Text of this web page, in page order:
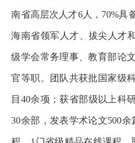
南省高层次人才6人， 70%具
海南省领军人才、拔尖人才
级学会常务理事、教育部论
官等职。团队共获批国家级
目 40余项；获省部级以上科
30余部，发表学术论文500余